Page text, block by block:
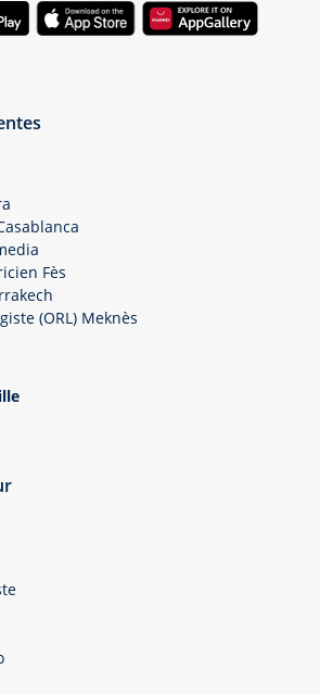
Fès
(ORL) Meknès